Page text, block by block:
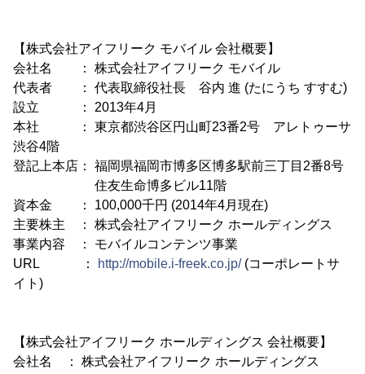
【株式会社アイフリーク モバイル 会社概要】
会社名 ： 株式会社アイフリーク モバイル
代表者 ： 代表取締役社長 谷内 進 (たにうち すすむ)
設立 ： 2013年4月
本社 ： 東京都渋谷区円山町23番2号 アレトゥーサ
渋谷4階
登記上本店： 福岡県福岡市博多区博多駅前三丁目2番8号
住友生命博多ビル11階
資本金 ： 100,000千円 (2014年4月現在)
主要株主 ： 株式会社アイフリーク ホールディングス
事業内容 ： モバイルコンテンツ事業
URL ：
http://mobile.i-freek.co.jp/(コーポレートサ
イト)
【株式会社アイフリーク ホールディングス 会社概要】
会社名 ： 株式会社アイフリーク ホールディングス